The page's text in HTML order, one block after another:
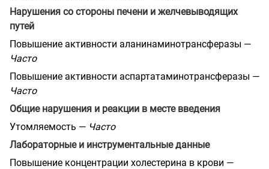
Нарушения со стороны печени и желчевыводящих
путей
Повышение активности аланинаминотрансферазы —
Часто
Повышение активности аспартатаминотрансферазы —
Часто
Общие нарушения и реакции в месте введения
Утомляемость — Часто
Лабораторные и инструментальные данные
Повышение концентрации холестерина в крови —